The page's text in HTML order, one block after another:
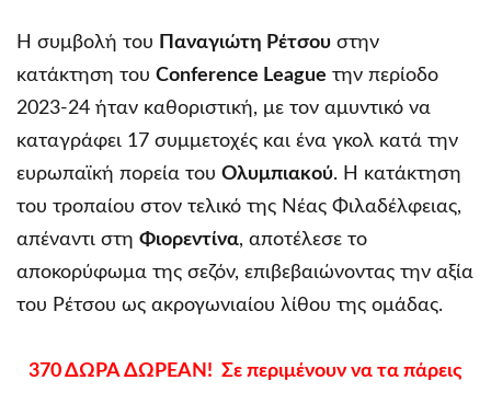
Η συμβολή του Παναγιώτη Ρέτσου στην
κατάκτηση του Conference League την περίοδο
2023-24 ήταν καθοριστική, με τον αμυντικό να
καταγράφει 17 συμμετοχές και ένα γκολ κατά την
ευρωπαϊκή πορεία του Ολυμπιακού. Η κατάκτηση
του τροπαίου στον τελικό της Νέας Φιλαδέλφειας,
απέναντι στη Φιορεντίνα, αποτέλεσε το
αποκορύφωμα της σεζόν, επιβεβαιώνοντας την αξία
του Ρέτσου ως ακρογωνιαίου λίθου της ομάδας.
370 ΔΩΡΑ ΔΩΡΕΑΝ! Σε περιμένουν να τα πάρεις